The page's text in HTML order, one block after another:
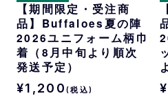
【期間限定・受注商
品】Buffaloes夏の陣
2026ユニフォーム柄巾
着（8月中旬より順次
発送予定）
¥1,200 (税込)